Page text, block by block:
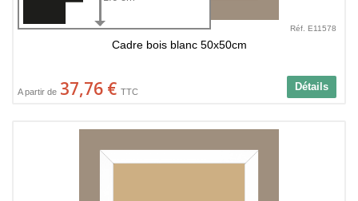
Réf. E11578
Cadre bois blanc 50x50cm
Détails
A partir de 37,76 € TTC